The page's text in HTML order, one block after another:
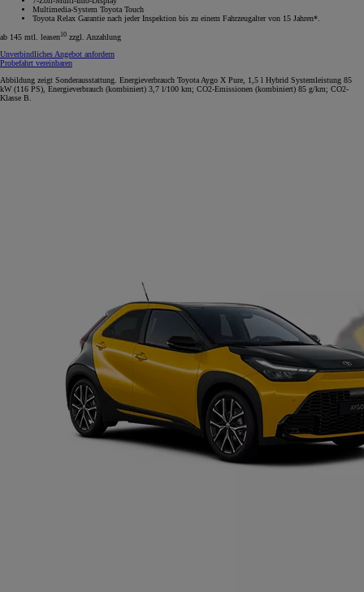
Multimedia-System Toyota Touch
Toyota Relax Garantie nach jeder Inspektion bis zu einem Fahrzeugalter von 15 Jahren*.
ab 145 mtl. leasen10 zzgl. Anzahlung
Unverbindliches Angebot anfordern
Probefahrt vereinbaren
Abbildung zeigt Sonderausstattung. Energieverbrauch Toyota Aygo X Pure, 1,5 l Hybrid Systemleistung 85
kW (116 PS), Energieverbrauch (kombiniert) 3,7 l/100 km; CO2-Emissionen (kombiniert) 85 g/km; CO2-
Klasse B.